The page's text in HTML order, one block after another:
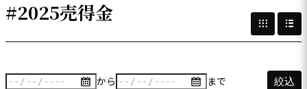
#2025売得金
から まで 絞込